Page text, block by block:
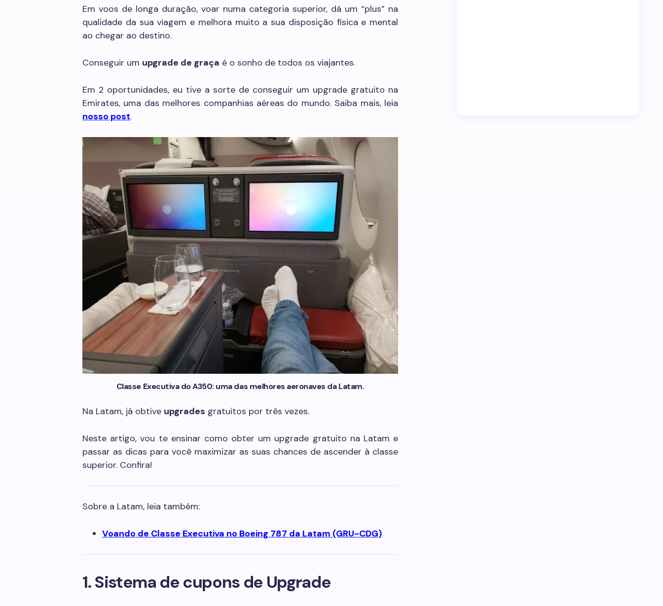
Em voos de longa duração, voar numa categoria superior, dá um “plus” na
qualidade da sua viagem e melhora muito a sua disposição física e mental
ao chegar ao destino.
Conseguir um upgrade de graça é o sonho de todos os viajantes.
Em 2 oportunidades, eu tive a sorte de conseguir um upgrade gratuito na
Emirates, uma das melhores companhias aéreas do mundo. Saiba mais, leia
nosso post.
Classe Executiva do A350: uma das melhores aeronaves da Latam.
Na Latam, já obtive upgrades gratuitos por três vezes.
Neste artigo, vou te ensinar como obter um upgrade gratuito na Latam e
passar as dicas para você maximizar as suas chances de ascender à classe
superior. Confira!
Sobre a Latam, leia também:
Voando de Classe Executiva no Boeing 787 da Latam (GRU-CDG)
1. Sistema de cupons de Upgrade